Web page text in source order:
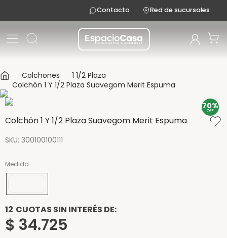
Contacto Red de sucursales
Colchones
1 1/2 Plaza
Colchón 1 Y 1/2 Plaza Suavegom Merit Espuma
70%
OFF
Colchón 1 Y 1/2 Plaza Suavegom Merit Espuma
SKU: 300100100111
Medida
12 CUOTAS SIN INTERÉS DE:
$ 34.725